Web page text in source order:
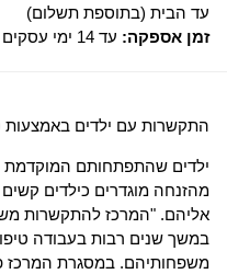
עד הבית (בתוספת תשלום)
זמן אספקה: עד 14 ימי עסקים
התקשרות עם ילדים באמצעות
ילדים שהתפתחותם המוקדמת
מהזנחה מוגדרים כילדים
אליהם. "המרכז להתקשרות
במשך שנים רבות בעבודה
משפחותיהם. במסגרת המרכז